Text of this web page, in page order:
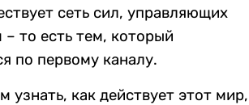
сеть сил, управляющих
то есть тем, который
по первому каналу.
узнать, как действует этот мир,